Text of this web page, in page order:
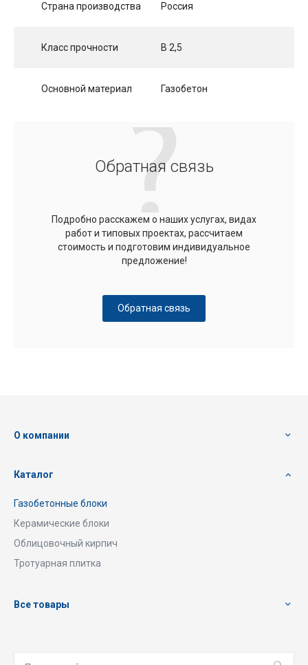
Страна производства Россия
Класс прочности B 2,5
Основной материал Газобетон
Обратная связь
Подробно расскажем о наших услугах, видах
работ и типовых проектах, рассчитаем
стоимость и подготовим индивидуальное
предложение!
Обратная связь
О компании
Каталог
Газобетонные блоки
Керамические блоки
Облицовочный кирпич
Тротуарная плитка
Все товары